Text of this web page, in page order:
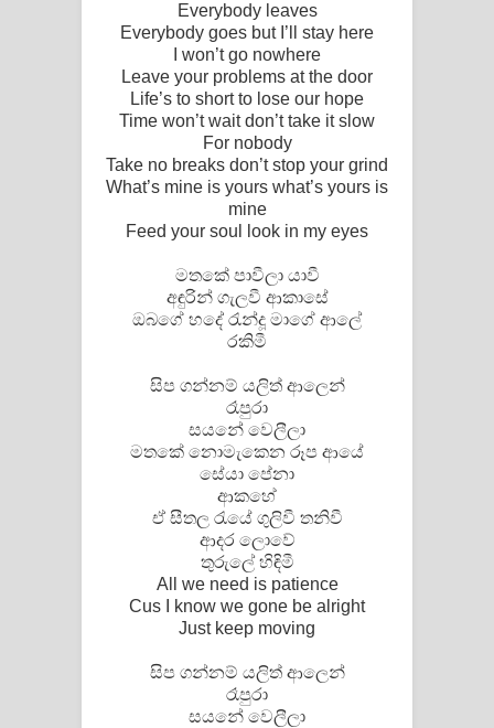
Everybody leaves
Everybody goes but I’ll stay here
I won’t go nowhere
Leave your problems at the door
Life’s to short to lose our hope
Time won’t wait don’t take it slow
For nobody
Take no breaks don’t stop your grind
What’s mine is yours what’s yours is
mine
Feed your soul look in my eyes
මතකේ පාවීලා යාවී
අඳුරින් ගැලවී ආකාසේ
ඔබගේ හදේ රැන්දූ මාගේ ආලේ
රකිමී
සිප ගන්නම් යලිත් ආලෙන්
රෑපුරා
සයනේ වෙලීලා
මතකේ නොමැකෙන රූප ආයේ
සේයා පේනා
ආකහේ
ඒ සීතල රැයේ ගුලිවී තනිවී
ආදර ලොවේ
තුරුලේ හිඳිමී
All we need is patience
Cus I know we gone be alright
Just keep moving
සිප ගන්නම් යලිත් ආලෙන්
රෑපුරා
සයනේ වෙලීලා